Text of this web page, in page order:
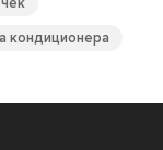
кондиционера